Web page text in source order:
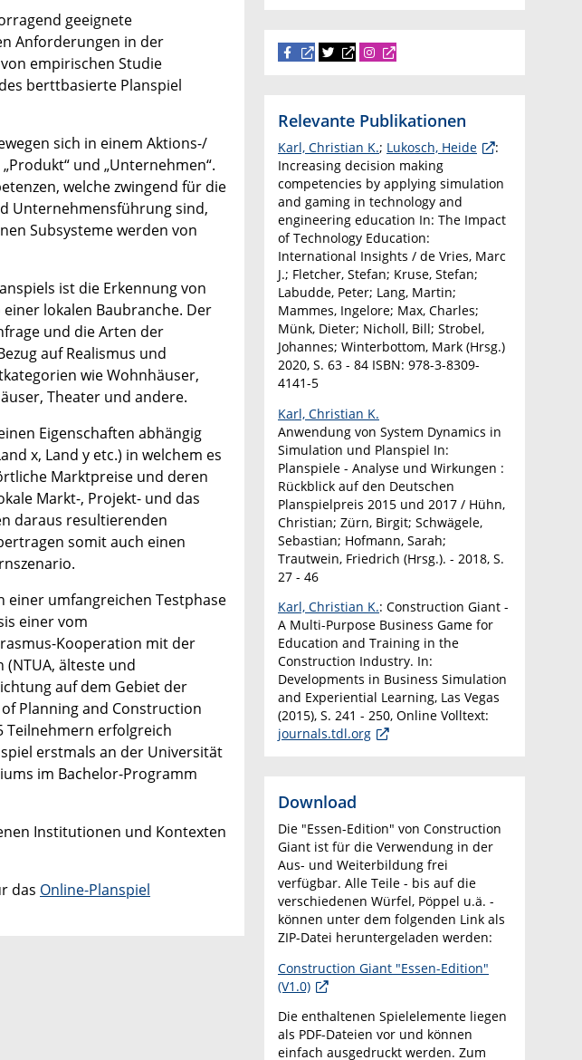
geeignete
Anforderungen in der
empirischen Studie
berttbasierte Planspiel
sich in einem Aktions-/
und „Unternehmen“.
welche zwingend für die
Unternehmensführung sind,
Subsysteme werden von
ist die Erkennung von
lokalen Baubranche. Der
und die Arten der
auf Realismus und
wie Wohnhäuser,
Theater und andere.
Eigenschaften abhängig
x, Land y etc.) in welchem es
Marktpreise und deren
Markt-, Projekt- und das
daraus resultierenden
somit auch einen
einer umfangreichen Testphase
einer vom
Kooperation mit der
älteste und
auf dem Gebiet der
Planning and Construction
Teilnehmern erfolgreich
erstmals an der Universität
im Bachelor-Programm
Institutionen und Kontexten
das Online-Planspiel
Relevante Publikationen
Karl, Christian K.; Lukosch, Heide
:
Increasing decision making
competencies by applying simulation
and gaming in technology and
engineering education In: The Impact
of Technology Education:
International Insights / de Vries, Marc
J.; Fletcher, Stefan; Kruse, Stefan;
Labudde, Peter; Lang, Martin;
Mammes, Ingelore; Max, Charles;
Münk, Dieter; Nicholl, Bill; Strobel,
Johannes; Winterbottom, Mark (Hrsg.)
2020, S. 63 - 84 ISBN: 978-3-8309-
4141-5
Karl, Christian K.
Anwendung von System Dynamics in
Simulation und Planspiel In:
Planspiele - Analyse und Wirkungen :
Rückblick auf den Deutschen
Planspielpreis 2015 und 2017 / Hühn,
Christian; Zürn, Birgit; Schwägele,
Sebastian; Hofmann, Sarah;
Trautwein, Friedrich (Hrsg.). - 2018, S.
27 - 46
Karl, Christian K.: Construction Giant -
A Multi-Purpose Business Game for
Education and Training in the
Construction Industry. In:
Developments in Business Simulation
and Experiential Learning, Las Vegas
(2015), S. 241 - 250, Online Volltext:
journals.tdl.org
Download
Die "Essen-Edition" von Construction
Giant ist für die Verwendung in der
Aus- und Weiterbildung frei
verfügbar. Alle Teile - bis auf die
verschiedenen Würfel, Pöppel u.ä. -
können unter dem folgenden Link als
ZIP-Datei heruntergeladen werden:
Construction Giant "Essen-Edition"
(V1.0)
Die enthaltenen Spielelemente liegen
als PDF-Dateien vor und können
einfach ausgedruckt werden. Zum